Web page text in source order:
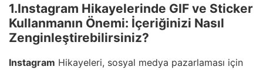
1.Instagram Hikayelerinde GIF ve Sticker
Kullanmanın Önemi: İçeriğinizi Nasıl
Zenginleştirebilirsiniz?
Instagram Hikayeleri, sosyal medya pazarlaması için